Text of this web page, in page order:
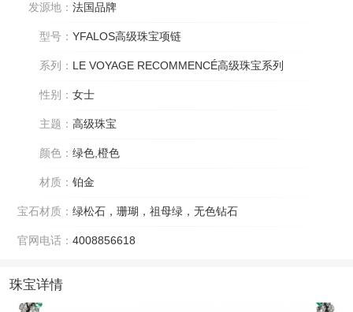
发源地： 法国品牌
型号： YFALOS高级珠宝项链
系列： LE VOYAGE RECOMMENCÉ高级珠宝系列
性别： 女士
主题： 高级珠宝
颜色： 绿色,橙色
材质： 铂金
宝石材质： 绿松石，珊瑚，祖母绿，无色钻石
官网电话： 4008856618
珠宝详情